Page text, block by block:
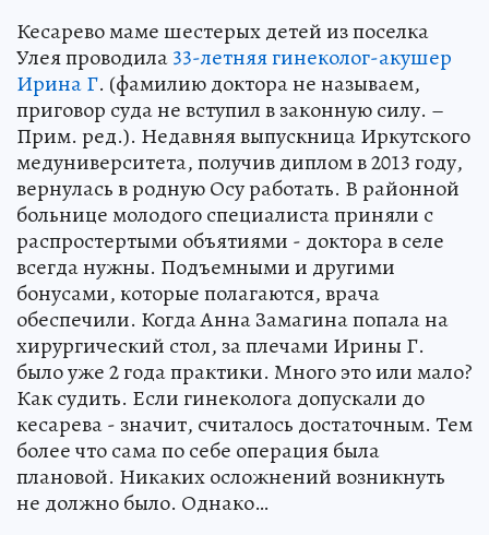
Кесарево маме шестерых детей из поселка
Улея проводила33-летняя гинеколог-акушер
Ирина Г. (фамилию доктора не называем,
приговор суда не вступил в законную силу. –
Прим. ред.). Недавняя выпускница Иркутского
медуниверситета, получив диплом в 2013 году,
вернулась в родную Осу работать. В районной
больнице молодого специалиста приняли с
распростертыми объятиями - доктора в селе
всегда нужны. Подъемными и другими
бонусами, которые полагаются, врача
обеспечили. Когда Анна Замагина попала на
хирургический стол, за плечами Ирины Г.
было уже 2 года практики. Много это или мало?
Как судить. Если гинеколога допускали до
кесарева - значит, считалось достаточным. Тем
более что сама по себе операция была
плановой. Никаких осложнений возникнуть
не должно было. Однако…